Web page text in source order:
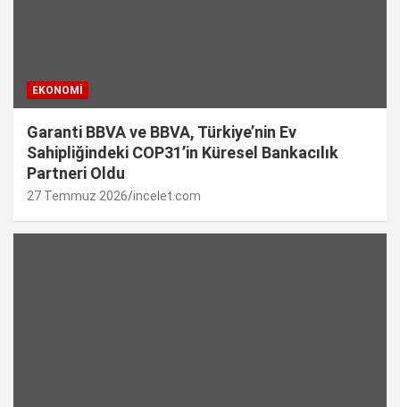
EKONOMI
Garanti BBVA ve BBVA, Türkiye’nin Ev
Sahipliğindeki COP31’in Küresel Bankacılık
Partneri Oldu
27 Temmuz 2026 incelet.com